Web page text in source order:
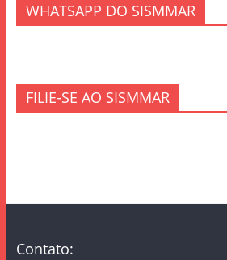
WHATSAPP DO SISMMAR
FILIE-SE AO SISMMAR
Contato: